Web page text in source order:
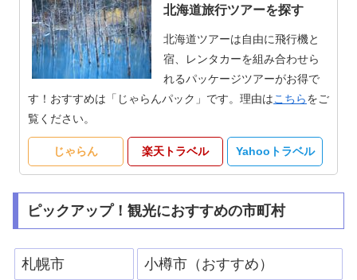
北海道旅行ツアーを探す
北海道ツアーは自由に飛行機と
宿、レンタカーを組み合わせら
れるパッケージツアーがお得で
す！おすすめは「じゃらんパック」です。理由はこちらをご
覧ください。
じゃらん 楽天トラベル Yahooトラベル
ピックアップ！観光におすすめの市町村
札幌市 小樽市（おすすめ）